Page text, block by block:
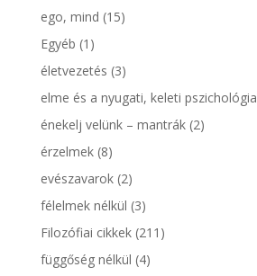
ego, mind (15)
Egyéb (1)
életvezetés (3)
elme és a nyugati, keleti pszichológia
énekelj velünk – mantrák(2)
érzelmek(8)
evészavarok(2)
félelmek nélkül (3)
Filozófiai cikkek(211)
függőség nélkül (4)